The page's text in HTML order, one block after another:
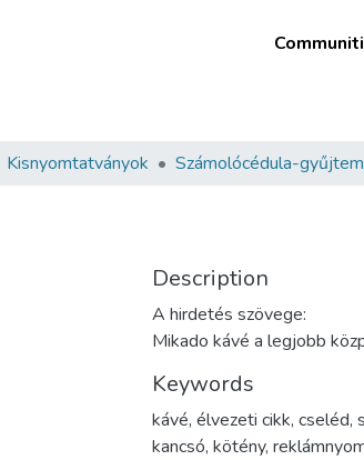
Kisnyomtatványok Számolócédula-
Description
A hirdetés szövege:
Mikado kávé a legjobb
Keywords
kávé, élvezeti cikk, cseléd,
kancsó, kötény,